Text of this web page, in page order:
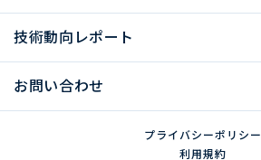
技術動向レポート
お問い合わせ
プライバシーポリシー
利用規約